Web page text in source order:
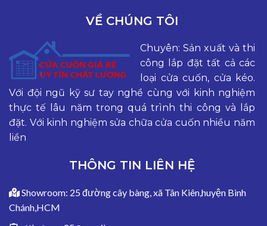
VỀ CHÚNG TÔI
Chuyên: Sản xuất và thi
công lắp đặt tất cả các
loại cửa cuốn, cửa kéo.
Với đội ngũ kỹ sư tay nghề cùng với kinh nghiệm
thực tế lâu năm trong quá trình thi công và lắp
đặt. Với kinh nghiệm sửa chữa cửa cuốn nhiều năm
liền
THÔNG TIN LIÊN HỆ
Showroom: 25 đường cây bàng, xã Tân Kiên,huyện Bình
Chánh,HCM